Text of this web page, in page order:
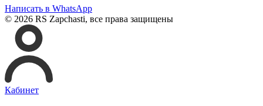
Написать в WhatsApp
© 2026 RS Zapchasti, все права защищены
Кабинет